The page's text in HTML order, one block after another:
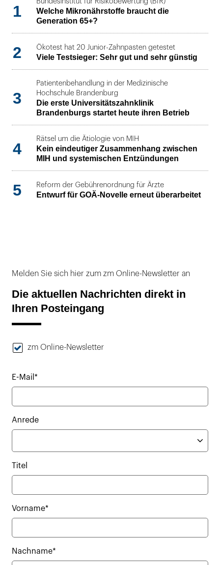
1
Welche Mikronährstoffe braucht die
Generation 65+?
2 Ökotest hat 20 Junior-Zahnpasten getestet
Viele Testsieger: Sehr gut und sehr günstig
3
Patientenbehandlung in der Medizinische
Hochschule Brandenburg
Die erste Universitätszahnklinik
Brandenburgs startet heute ihren Betrieb
4
Rätsel um die Ätiologie von MIH
Kein eindeutiger Zusammenhang zwischen
MIH und systemischen Entzündungen
5 Reform der Gebührenordnung für Ärzte
Entwurf für GOÄ-Novelle erneut überarbeitet
Melden Sie sich hier zum zm Online-Newsletter an
Die aktuellen Nachrichten direkt in
Ihren Posteingang
zm Online-Newsletter
E-Mail*
Anrede
Titel
Vorname*
Nachname*